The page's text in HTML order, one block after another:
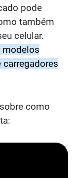
pode
também
celular.
modelos
como